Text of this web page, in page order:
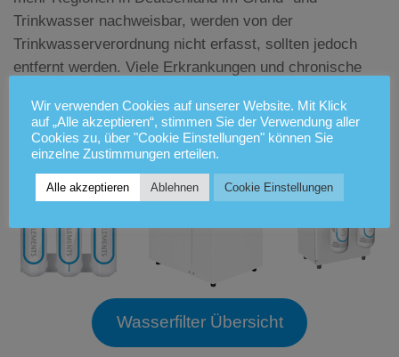
Trinkwasser nachweisbar, werden von der
Trinkwasserverordnung nicht erfasst, sollten jedoch
entfernt werden. Viele Erkrankungen und chronische
Umweltgifte.
Wasserfilter Übersicht
Wir verwenden Cookies auf unserer Website. Mit Klick
auf „Alle akzeptieren“, stimmen Sie der Verwendung aller
Cookies zu, über "Cookie Einstellungen" können Sie
einzelne Zustimmungen erteilen.
Alle akzeptieren Ablehnen Cookie Einstellungen